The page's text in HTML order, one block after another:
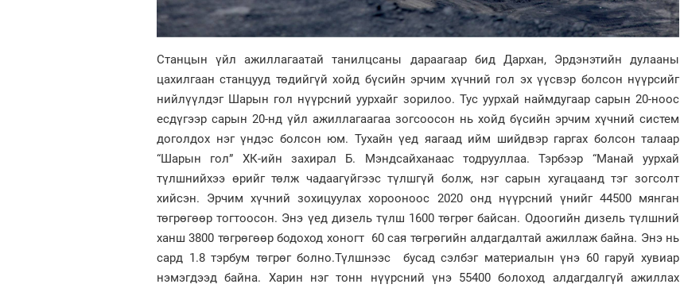
Станцын үйл ажиллагаатай танилцсаны дараагаар бид Дархан, Эрдэнэтийн дулааны
цахилгаан станцууд төдийгүй хойд бүсийн эрчим хүчний гол эх үүсвэр болсон нүүрсийг
нийлүүлдэг Шарын гол нүүрсний уурхайг зорилоо. Тус уурхай наймдугаар сарын 20-ноос
есдүгээр сарын 20-нд үйл ажиллагаагаа зогсоосон нь хойд бүсийн эрчим хүчний систем
доголдох нэг үндэс болсон юм. Тухайн үед яагаад ийм шийдвэр гаргах болсон талаар
“Шарын гол” ХК-ийн захирал Б. Мэндсайханаас тодрууллаа. Тэрбээр “Манай уурхай
түлшнийхээ өрийг төлж чадаагүйгээс түлшгүй болж, нэг сарын хугацаанд тэг зогсолт
хийсэн. Эрчим хүчний зохицуулах хорооноос 2020 онд нүүрсний үнийг 44500 мянган
төгрөгөөр тогтоосон. Энэ үед дизель түлш 1600 төгрөг байсан. Одоогийн дизель түлшний
ханш 3800 төгрөгөөр бодоход хоногт 60 сая төгрөгийн алдагдалтай ажиллаж байна. Энэ нь
сард 1.8 тэрбум төгрөг болно.Түлшнээс бусад сэлбэг материалын үнэ 60 гаруй хувиар
нэмэгдээд байна. Харин нэг тонн нүүрсний үнэ 55400 болоход алдагдалгүй ажиллах